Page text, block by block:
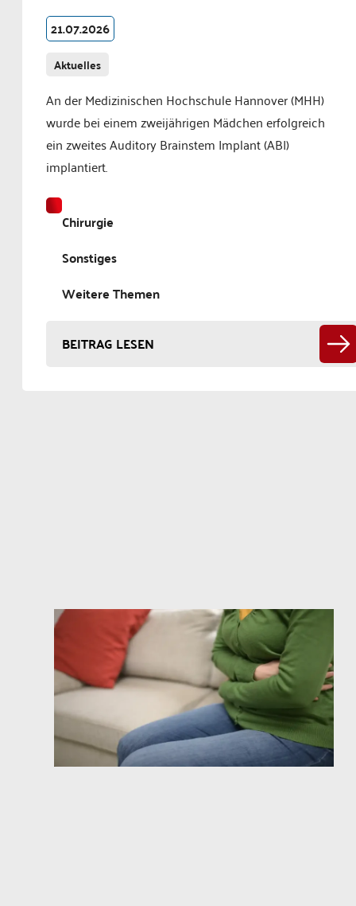
21.07.2026
Aktuelles
An der Medizinischen Hochschule Hannover (MHH)
wurde bei einem zweijährigen Mädchen erfolgreich
ein zweites Auditory Brainstem Implant (ABI)
implantiert.
Chirurgie
Sonstiges
Weitere Themen
BEITRAG LESEN